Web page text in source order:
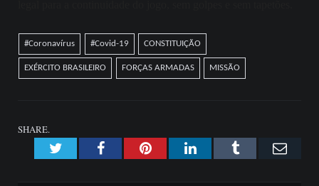
#Coronavírus #Covid-19 CONSTITUIÇÃO
EXÉRCITO BRASILEIRO FORÇAS ARMADAS MISSÃO
SHARE.
TwitterFacebookPinterestLinkedInTumblr